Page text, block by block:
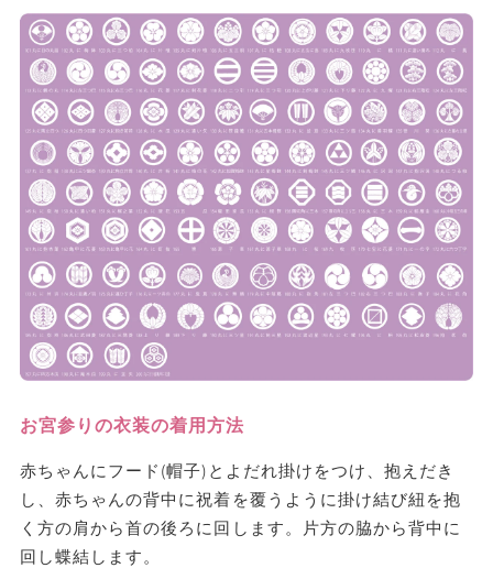
お宮参りの衣装の着用方法
赤ちゃんにフード(帽子)とよだれ掛けをつけ、抱えだき
し、赤ちゃんの背中に祝着を覆うように掛け結び紐を抱
く方の肩から首の後ろに回します。片方の脇から背中に
回し蝶結します。